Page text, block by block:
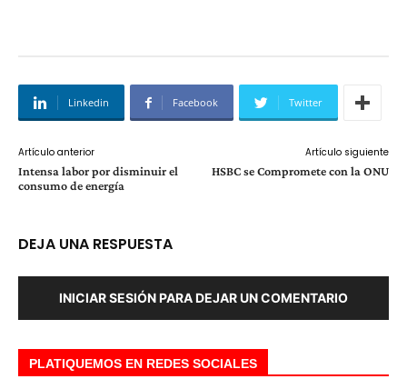
Linkedin Facebook Twitter
Artículo anterior
Intensa labor por disminuir el
consumo de energía
Artículo siguiente
HSBC se Compromete con la ONU
DEJA UNA RESPUESTA
INICIAR SESIÓN PARA DEJAR UN COMENTARIO
PLATIQUEMOS EN REDES SOCIALES